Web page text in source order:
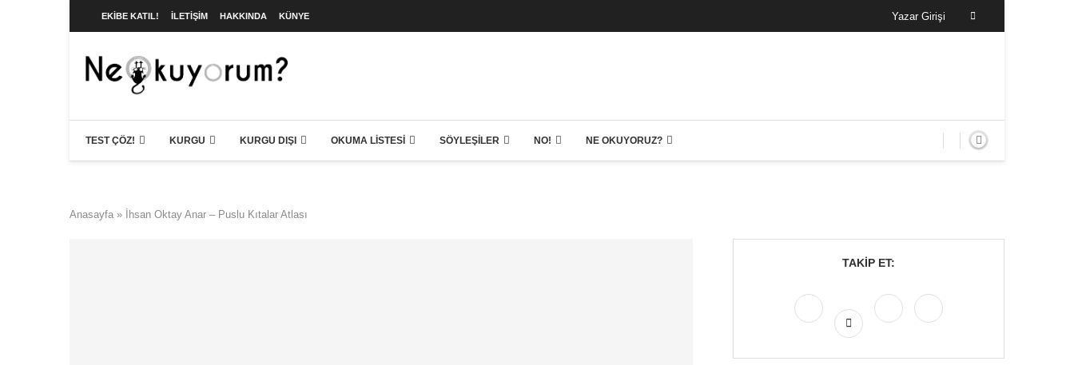
EKIBE KATIL! İLETIŞIM HAKKINDA KÜNYE Yazar Girişi
TEST ÇÖZ! KURGU KURGU DIŞI OKUMA LISTESI SÖYLEŞILER NO! NE OKUYORUZ?
Anasayfa » İhsan Oktay Anar – Puslu Kıtalar Atlası
TAKIP ET: